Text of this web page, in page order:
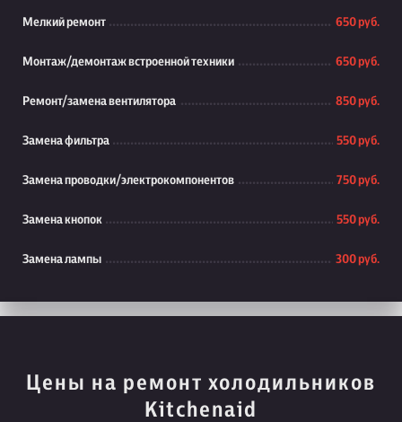
Мелкий ремонт 650 руб.
Монтаж/демонтаж встроенной техники 650 руб.
Ремонт/замена вентилятора 850 руб.
Замена фильтра 550 руб.
Замена проводки/электрокомпонентов 750 руб.
Замена кнопок 550 руб.
Замена лампы 300 руб.
Цены на ремонт холодильников
Kitchenaid